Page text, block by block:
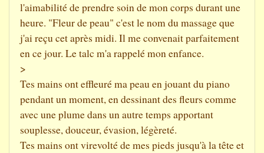
l'aimabilité de prendre soin de mon corps durant une
heure. "Fleur de peau" c'est le nom du massage que
j'ai reçu cet après midi. Il me convenait parfaitement
en ce jour. Le talc m'a rappelé mon enfance.
>
Tes mains ont effleuré ma peau en jouant du piano
pendant un moment, en dessinant des fleurs comme
avec une plume dans un autre temps apportant
souplesse, douceur, évasion, légèreté.
Tes mains ont virevolté de mes pieds jusqu'à la tête et